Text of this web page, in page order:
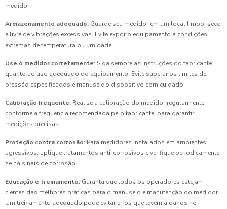
medidor.
Armazenamento adequado: Guarde seu medidor em um local limpo, seco
e livre de vibrações excessivas. Evite expor o equipamento a condições
extremas de temperatura ou umidade.
Use o medidor corretamente: Siga sempre as instruções do fabricante
quanto ao uso adequado do equipamento. Evite superar os limites de
pressão especificados e manuseie o dispositivo com cuidado.
Calibração frequente: Realize a calibração do medidor regularmente,
conforme a frequência recomendada pelo fabricante, para garantir
medições precisas.
Proteção contra corrosão: Para medidores instalados em ambientes
agressivos, aplique tratamentos anti-corrosivos e verifique periodicamente
se há sinais de corrosão.
Educação e treinamento: Garanta que todos os operadores estejam
cientes das melhores práticas para o manuseio e manutenção do medidor.
Um treinamento adequado pode evitar erros que levem a danos no